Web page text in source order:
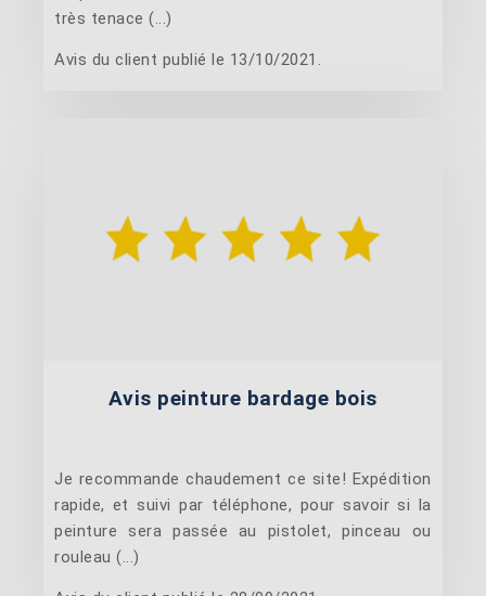
très tenace (...)
Avis du client publié le 13/10/2021.
Avis peinture bardage bois
Je recommande chaudement ce site! Expédition
rapide, et suivi par téléphone, pour savoir si la
peinture sera passée au pistolet, pinceau ou
rouleau (...)